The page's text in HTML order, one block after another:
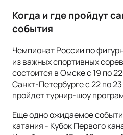
Когда и где пройдут
события
Чемпионат России по
из важных спортивных
состоится в Омске с 19 по
Санкт-Петербурге с 22 по
пройдет турнир-шоу
Еще одно ожидаемое
катания - Кубок Первого